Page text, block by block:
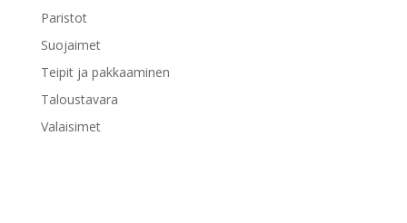
Paristot
Suojaimet
Teipit ja pakkaaminen
Taloustavara
Valaisimet